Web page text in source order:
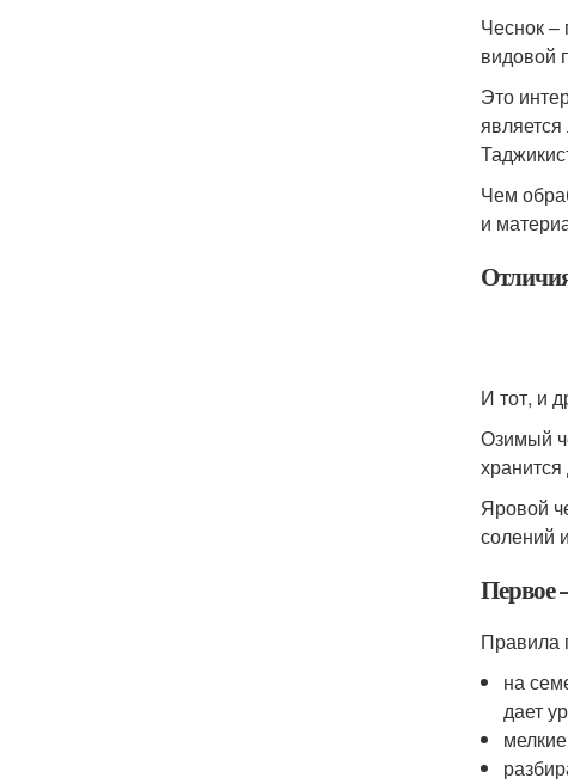
Чеснок –
видовой
Это
Чем
и
И тот, и
Озимый
Яровой
солений
Первое
Правила
на
дает